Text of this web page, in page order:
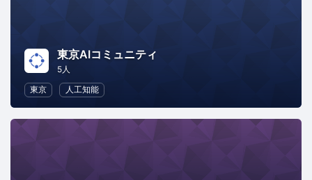
東京AIコミュニティ
5人
東京
人工知能